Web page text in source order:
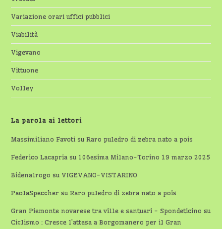
Variazione orari uffici pubblici
Viabilità
Vigevano
Vittuone
Volley
La parola ai lettori
Massimiliano Favoti suRaro puledro di zebra nato a pois
Federico Lacapria su 106esima Milano-Torino 19 marzo 2025
Bidenalrogo su VIGEVANO-VISTARINO
PaolaSpeccher suRaro puledro di zebra nato a pois
Gran Piemonte novarese tra ville e santuari - Spondeticino su
Ciclismo : Cresce l’attesa a Borgomanero per il Gran